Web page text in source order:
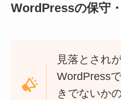
WordPressの保守
見落とされ
WordPress
きでないか